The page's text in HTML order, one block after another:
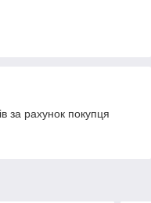
за рахунок покупця